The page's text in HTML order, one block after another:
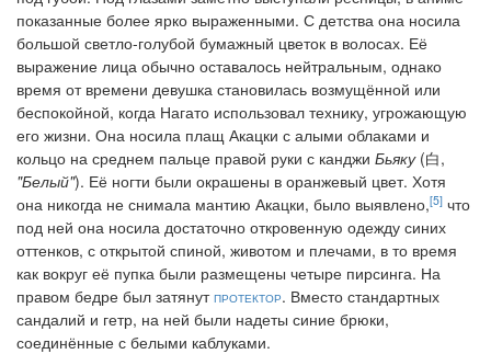
показанные более ярко выраженными. С детства она носила
большой светло-голубой бумажный цветок в волосах. Её
выражение лица обычно оставалось нейтральным, однако
время от времени девушка становилась возмущённой или
беспокойной, когда Нагато использовал технику, угрожающую
его жизни. Она носила плащ Акацки с алыми облаками и
кольцо на среднем пальце правой руки с канджи Бьяку(白,
"Белый"). Её ногти были окрашены в оранжевый цвет. Хотя
она никогда не снимала мантию Акацки, было выявлено,[5] что
под ней она носила достаточно откровенную одежду синих
оттенков, с открытой спиной, животом и плечами, в то время
как вокруг её пупка были размещены четыре пирсинга. На
правом бедре был затянутпротектор. Вместо стандартных
сандалий и гетр, на ней были надеты синие брюки,
соединённые с белыми каблуками.